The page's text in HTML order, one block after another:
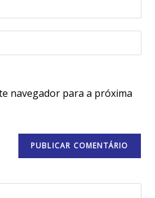
navegador para a próxima